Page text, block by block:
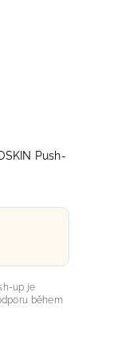
Push-
up je
během